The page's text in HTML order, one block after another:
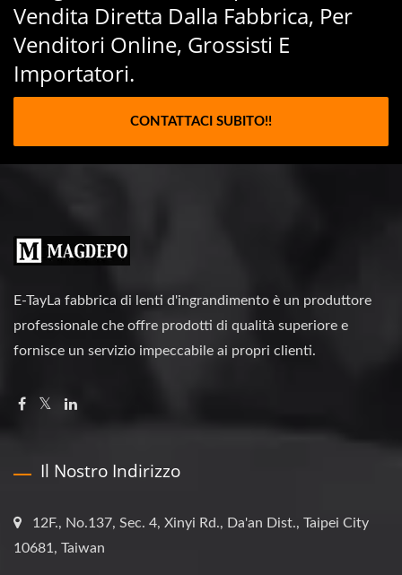
Vendita Diretta Dalla Fabbrica, Per
Venditori Online, Grossisti E
Importatori.
CONTATTACI SUBITO!!
E-TayLa fabbrica di lenti d'ingrandimento è un produttore
professionale che offre prodotti di qualità superiore e
fornisce un servizio impeccabile ai propri clienti.
Il Nostro Indirizzo
12F., No.137, Sec. 4, Xinyi Rd., Da'an Dist., Taipei City
10681, Taiwan